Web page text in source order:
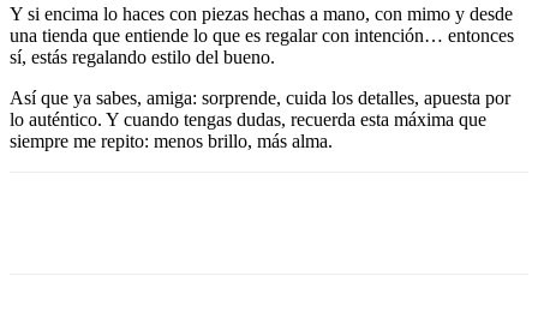
Y si encima lo haces con piezas hechas a mano, con mimo y desde
una tienda que entiende lo que es regalar con intención… entonces
sí, estás regalando estilo del bueno.
Así que ya sabes, amiga: sorprende, cuida los detalles, apuesta por
lo auténtico. Y cuando tengas dudas, recuerda esta máxima que
siempre me repito: menos brillo, más alma.